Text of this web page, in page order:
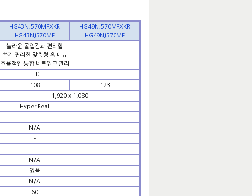
HG43NJ570MFXKR
HG43NJ570MF
HG49NJ570MFXKR
HG49NJ570MF
놀라운 몰입감과 편리함
쓰기 편리한 맞춤형 홈 메뉴
효율적인 통합 네트워크 관리
LED
108
123
1,920 x 1,080
Hyper Real
-
N/A
-
-
N/A
있음
N/A
60